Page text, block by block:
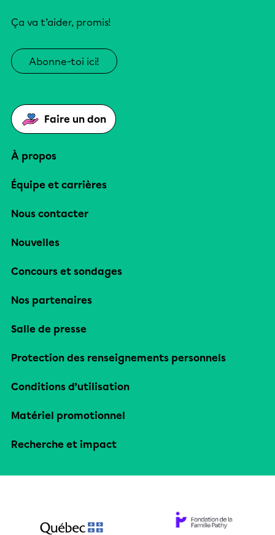
Ça va t’aider, promis!
Abonne-toi ici!
Faire un don
À propos
Équipe et carrières
Nous contacter
Nouvelles
Concours et sondages
Nos partenaires
Salle de presse
Protection des renseignements personnels
Conditions d’utilisation
Matériel promotionnel
Recherche et impact